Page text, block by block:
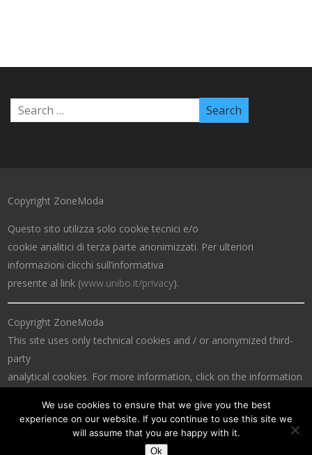
Copyright ZoneModa
Questo sito utilizza solo cookie tecnici e/o
cookie analitici di terza parte anonimizzati. Per ulteriori
informazioni clicchi sull’informativa
presente al link (www.unibo.it/privacy).
Copyright ZoneModa
This site uses only technical cookies and / or anonymized third-
party
analytical cookies. For more information, click on the information
We use cookies to ensure that we give you the best
experience on our website. If you continue to use this site we
will assume that you are happy with it.
Ok